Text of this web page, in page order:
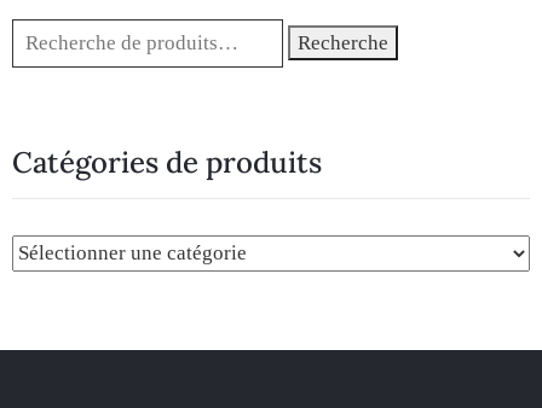
Recherche
Catégories de produits